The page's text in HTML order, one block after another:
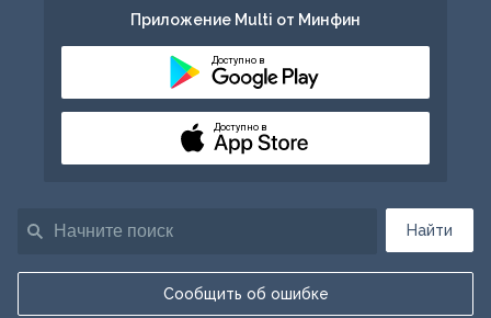
Найти
Сообщить об ошибке
Приложение Multi от Минфин
Доступно в
Доступно в